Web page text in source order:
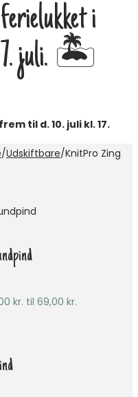
i
17. juli. 🏝️
til d. 10. juli kl. 17.
/Udskiftbare/KnitPro Zing
kr. til 69,00 kr.